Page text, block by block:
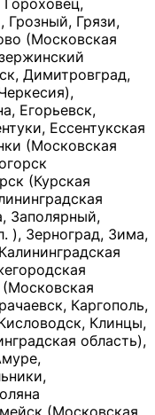
Гороховец,
Грозный, Грязи,
(Московская
Димитровград,
Егорьевск,
Ессентукская
(Московская
(Курская
Заполярный,
), Зерноград, Зима,
Каргополь,
Клинцы,
область),
(Московская